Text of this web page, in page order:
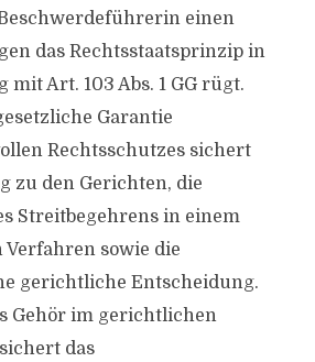
einen
das Rechtsstaatsprinzip in
mit Art. 103 Abs. 1 GG rügt.
Garantie
Rechtsschutzes sichert
zu den Gerichten, die
Streitbegehrens in einem
sowie die
gerichtliche Entscheidung.
Gehör im gerichtlichen
das